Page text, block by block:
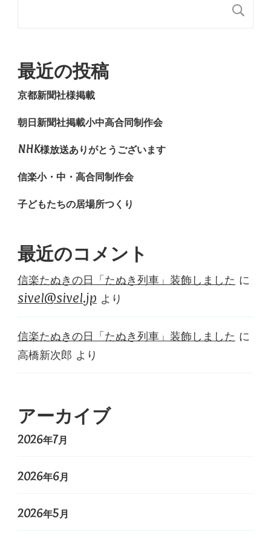
最近の投稿
京都新聞社様掲載
朝日新聞社掲載小中高合同制作会
NHK様放送ありがとうございます
信楽小・中・高合同制作会
子どもたちの居場所つくり
最近のコメント
信楽たぬきの日「たぬき列車」装飾しました に
sivel@sivel.jp より
信楽たぬきの日「たぬき列車」装飾しました に
高橋新次郎 より
アーカイブ
2026年7月
2026年6月
2026年5月